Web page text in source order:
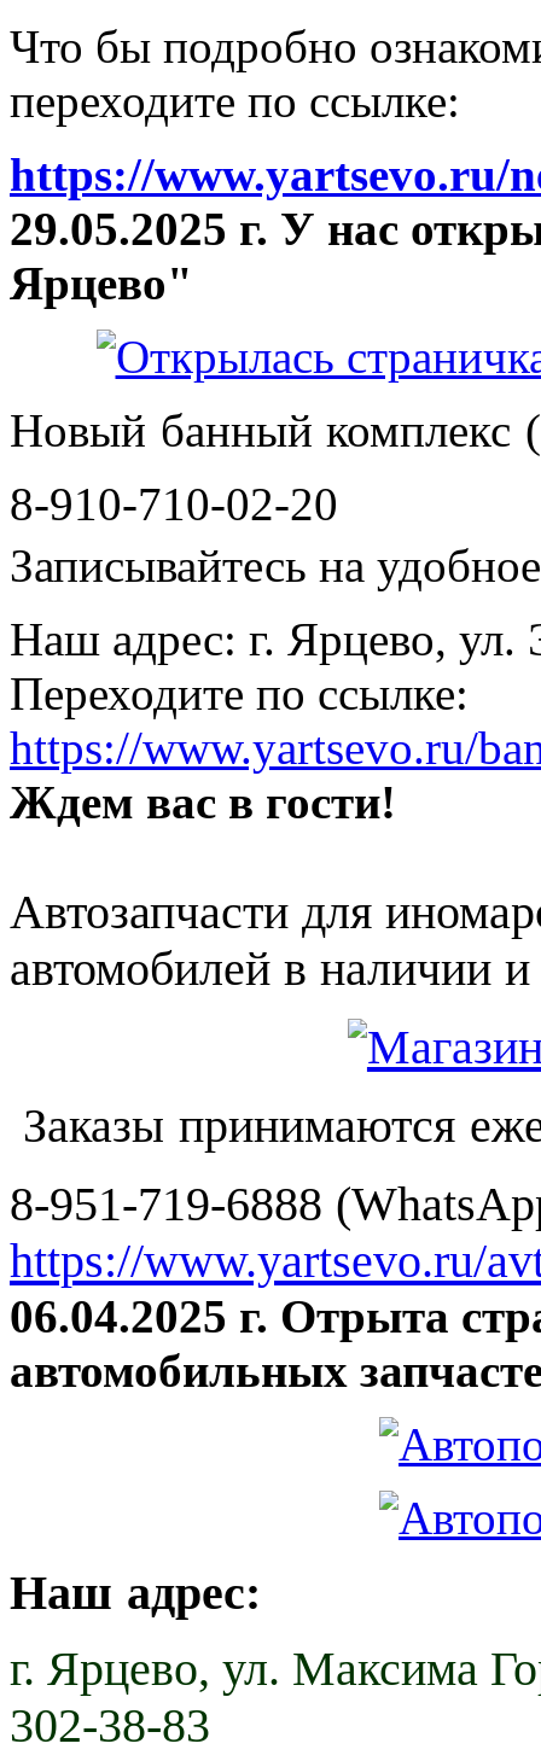
Что бы подробно
переходите по ссылке:
https://www.yartsevo.ru/
29.05.2025 г. У нас
Ярцево"
Новый банный комплекс
8-910-710-02-20
Записывайтесь на
Наш адрес: г. Ярцево, ул.
Переходите по ссылке:
https://www.yartsevo.ru/
Ждем вас в гости!
Автозапчасти для
автомобилей в наличии и
Заказы принимаются
8-951-719-6888
https://www.yartsevo.ru/
06.04.2025 г. Отрыта
автомобильных
Наш адрес:
г. Ярцево, ул. Максима
302-38-83